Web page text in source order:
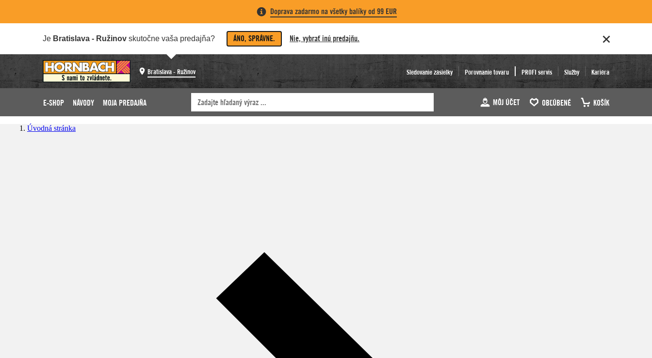
Doprava zadarmo na všetky balíky od 99 EUR
Je Bratislava - Ružinov skutočne vaša predajňa? ÁNO, SPRÁVNE. Nie, vybrať inú predajňu.
Bratislava - Ružinov Sledovanie zásielky Porovnanie tovaru PROFI servis Služby Kariéra
E-SHOP NÁVODY MOJA PREDAJŇA MÔJ ÚČET OBĽÚBENÉ KOŠÍK
Úvodná stránka